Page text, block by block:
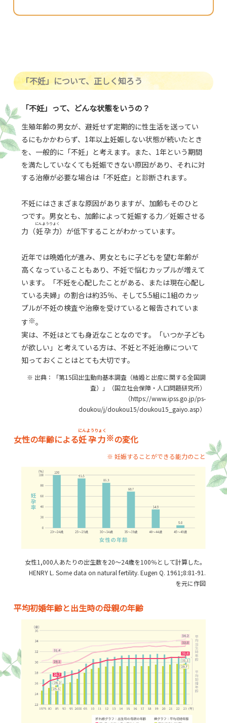
「不妊」について、正しく知ろう
「不妊」って、どんな状態をいうの？
⽣殖年齢の男⼥が、避妊せず定期的に性生活を送ってい
るにもかかわらず、1年以上妊娠しない状態が続いたとき
を、一般的に「不妊」と考えます。また、1年という期間
を満たしていなくても妊娠できない原因があり、それに対
する治療が必要な場合は「不妊症」と診断されます。
不妊にはさまざまな原因がありますが、加齢もそのひと
つです。男女とも、加齢によって妊娠する力／妊娠させる
力（妊孕力
にんようりょく
）が低下することがわかっています。
近年では晩婚化が進み、男女ともに子どもを望む年齢が
高くなっていることもあり、不妊で悩むカップルが増えて
います。「不妊を心配したことがある、または現在心配し
ている夫婦」の割合は約35％、そして5.5組に1組のカッ
プルが不妊の検査や治療を受けていると報告されていま
す※。
実は、不妊はとても身近なことなのです。「いつか子ども
が欲しい」と考えている方は、不妊と不妊治療について
知っておくことはとても大切です。
※ 出典：「第15回出生動向基本調査（結婚と出産に関する全国調
査）」（国立社会保障・人口問題研究所）
（https://www.ipss.go.jp/ps-
doukou/j/doukou15/doukou15_gaiyo.asp）
女性の年齢による妊孕力
にんようりょく
※の変化
※ 妊娠することができる能力のこと
女性1,000人あたりの出生数を20～24歳を100％として計算した。
HENRY L. Some data on natural fertility. Eugen Q. 1961;8:81-91.
を元に作図
平均初婚年齢と出生時の母親の年齢